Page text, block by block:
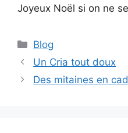
Joyeux Noël si on ne
Catégories
Blog
Un Cria tout doux
Des mitaines en